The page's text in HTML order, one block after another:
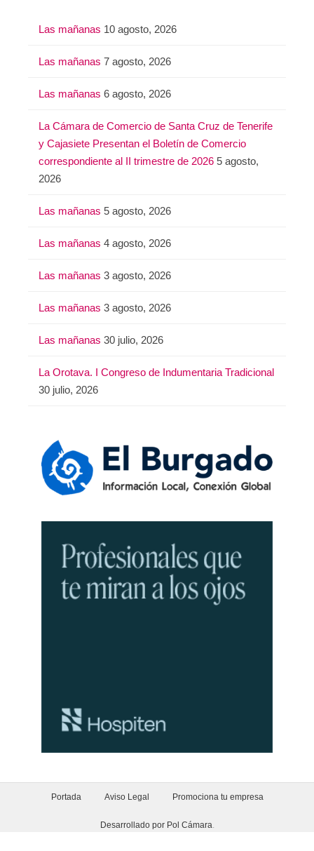
Las mañanas 10 agosto, 2026
Las mañanas 7 agosto, 2026
Las mañanas 6 agosto, 2026
La Cámara de Comercio de Santa Cruz de Tenerife
y Cajasiete Presentan el Boletín de Comercio
correspondiente al II trimestre de 2026 5 agosto,
2026
Las mañanas 5 agosto, 2026
Las mañanas 4 agosto, 2026
Las mañanas 3 agosto, 2026
Las mañanas 3 agosto, 2026
Las mañanas 30 julio, 2026
La Orotava. I Congreso de Indumentaria Tradicional
30 julio, 2026
Portada Aviso Legal Promociona tu empresa
Desarrollado por Pol Cámara.